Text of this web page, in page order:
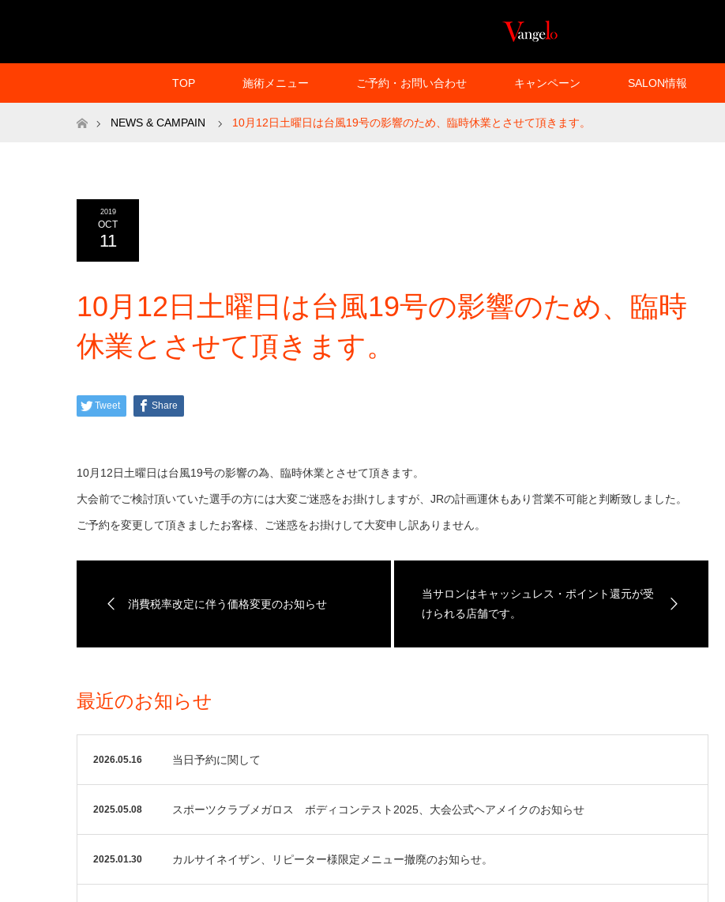
TOP 施術メニュー ご予約・お問い合わせ キャンペーン SALON情報
ホームNEWS & CAMPAIN 10月12日土曜日は台風19号の影響のため、臨時休業とさせて頂きます。
2019
OCT
11
10月12日土曜日は台風19号の影響のため、臨時
休業とさせて頂きます。
Tweet Share
10月12日土曜日は台風19号の影響の為、臨時休業とさせて頂きます。
大会前でご検討頂いていた選手の方には大変ご迷惑をお掛けしますが、JRの計画運休もあり営業不可能と判断致しました。
ご予約を変更して頂きましたお客様、ご迷惑をお掛けして大変申し訳ありません。
消費税率改定に伴う価格変更のお知らせ
当サロンはキャッシュレス・ポイント還元が受
けられる店舗です。
最近のお知らせ
2026.05.16 当日予約に関して
2025.05.08 スポーツクラブメガロス ボディコンテスト2025、大会公式ヘアメイクのお知らせ
2025.01.30 カルサイネイザン、リピーター様限定メニュー撤廃のお知らせ。